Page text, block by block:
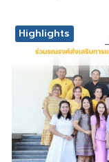
Highlights